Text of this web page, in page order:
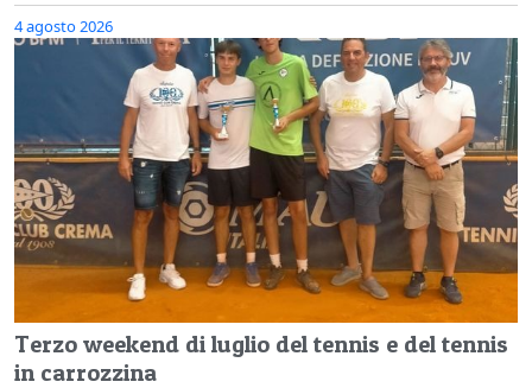
4 agosto 2026
Terzo weekend di luglio del tennis e del tennis
in carrozzina